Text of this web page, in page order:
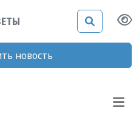
новость